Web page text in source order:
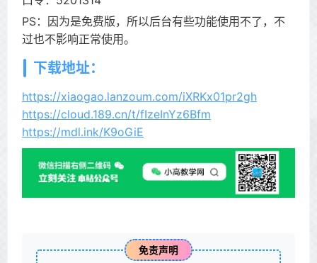
PS：因为是免费版，所以后台有些功能使用不了，不
过也不影响正常使用。
下载地址：
https://xiaogao.lanzoum.com/iXRKx01pr2gh
https://cloud.189.cn/t/fIzeInYz6Bfm
https://mdl.ink/K9oGiE
免责声明